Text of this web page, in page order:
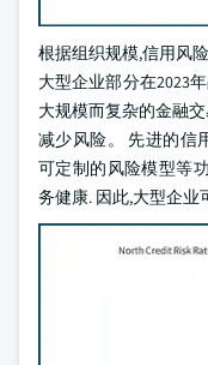
根据组织规模,信用风
大型企业部分在2023
大规模而复杂的金融
减少风险。 先进的信
可定制的风险模型等
务健康. 因此,大型企业